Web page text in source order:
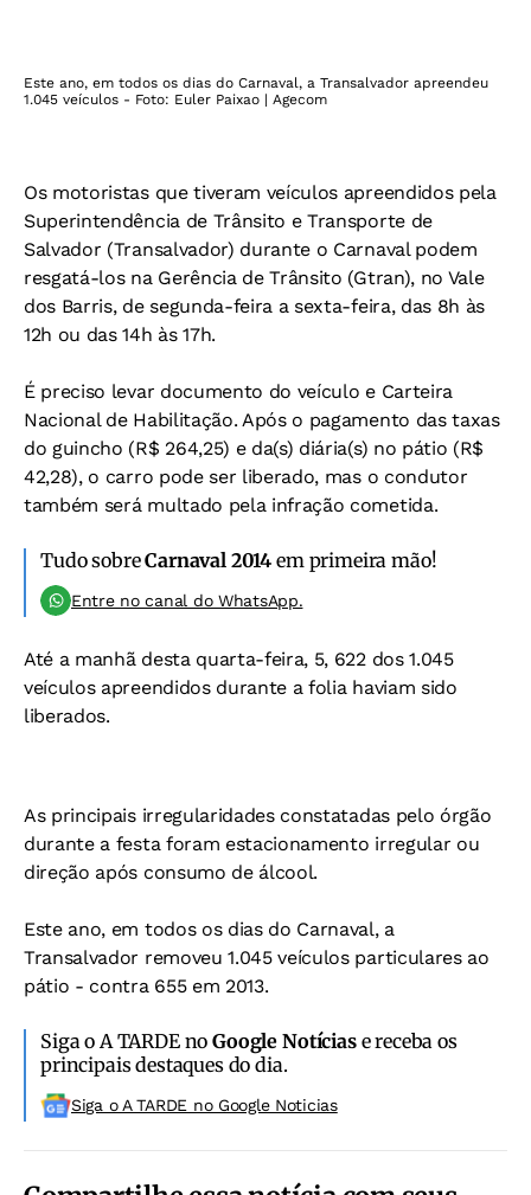
Este ano, em todos os dias do Carnaval, a Transalvador apreendeu
1.045 veículos - Foto: Euler Paixao | Agecom
Os motoristas que tiveram veículos apreendidos pela
Superintendência de Trânsito e Transporte de
Salvador (Transalvador) durante o Carnaval podem
resgatá-los na Gerência de Trânsito (Gtran), no Vale
dos Barris, de segunda-feira a sexta-feira, das 8h às
12h ou das 14h às 17h.
É preciso levar documento do veículo e Carteira
Nacional de Habilitação. Após o pagamento das taxas
do guincho (R$ 264,25) e da(s) diária(s) no pátio (R$
42,28), o carro pode ser liberado, mas o condutor
também será multado pela infração cometida.
Tudo sobreCarnaval 2014 em primeira mão!
Entre no canal do WhatsApp.
Até a manhã desta quarta-feira, 5, 622 dos 1.045
veículos apreendidos durante a folia haviam sido
liberados.
As principais irregularidades constatadas pelo órgão
durante a festa foram estacionamento irregular ou
direção após consumo de álcool.
Este ano, em todos os dias do Carnaval, a
Transalvador removeu 1.045 veículos particulares ao
pátio - contra 655 em 2013.
Siga o A TARDE noGoogle Notíciase receba os
principais destaques do dia.
Siga o A TARDE no Google Noticias